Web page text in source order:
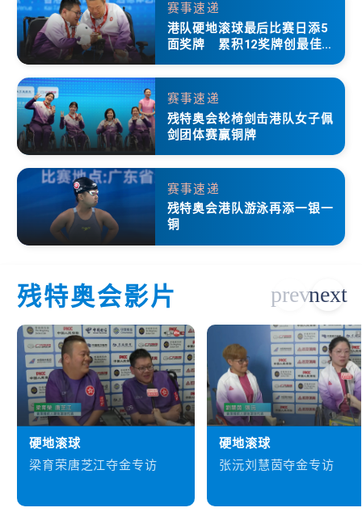
赛事速递
港队硬地滚球最后比赛日添5
面奖牌 累积12奖牌创最佳成
赛事速递
残特奥会轮椅剑击港队女子佩
剑团体赛赢铜牌
赛事速递
残特奥会港队游泳再添一银一
铜
残特奥会影片
硬地滚球
梁育荣唐芝江夺金专访
硬地滚球
张沅刘慧茵夺金专访